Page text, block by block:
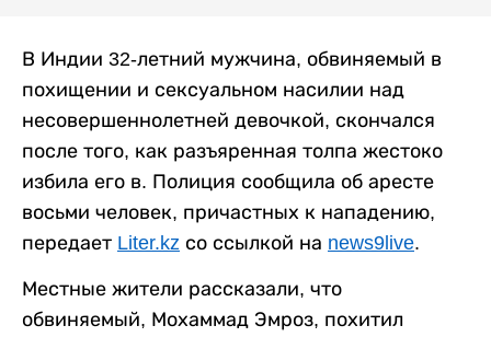
В Индии 32-летний мужчина, обвиняемый в
похищении и сексуальном насилии над
несовершеннолетней девочкой, скончался
после того, как разъяренная толпа жестоко
избила его в. Полиция сообщила об аресте
восьми человек, причастных к нападению,
передает Liter.kz со ссылкой на news9live.
Местные жители рассказали, что
обвиняемый, Мохаммад Эмроз, похитил